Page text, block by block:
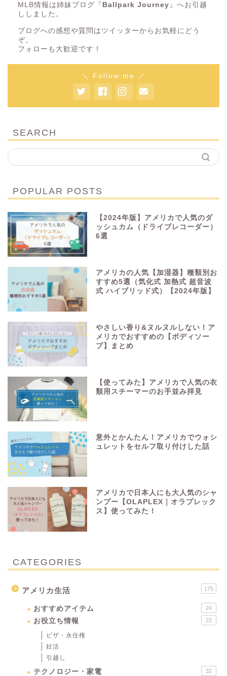
MLB情報は姉妹ブログ『 Ballpark Journey 』へお引越
ししました。
ブログへの感想や質問はツイッターからお気軽にどう
ぞ。
フォローも大歓迎です！
＼ Follow me ／
SEARCH
POPULAR POSTS
【2024年版】アメリカで人気のダ
ッシュカム（ドライブレコーダー）
6選
アメリカの人気【加湿器】種類別お
すすめ5選（気化式 加熱式 超音波
式 ハイブリッド式）【2024年版】
やさしい香り&ヌルヌルしない！ア
メリカでおすすめの【ボディソー
プ】まとめ
【使ってみた】アメリカで人気の衣
類用スチーマーのお手並み拝見
意外とかんたん！アメリカでウォシ
ュレットをセルフ取り付けした話
アメリカで日本人にも大人気のシャ
ンプー【OLAPLEX｜オラプレック
ス】使ってみた！
CATEGORIES
アメリカ生活 175
おすすめアイテム 24
お役立ち情報 22
ビザ・永住権
妊活
引越し
テクノロジー・家電 32